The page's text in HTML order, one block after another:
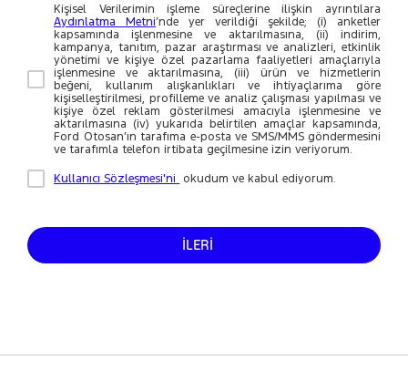
Kişisel Verilerimin işleme süreçlerine ilişkin ayrıntılara
Aydınlatma Metni’nde yer verildiği şekilde; (i) anketler
kapsamında işlenmesine ve aktarılmasına, (ii) indirim,
kampanya, tanıtım, pazar araştırması ve analizleri, etkinlik
yönetimi ve kişiye özel pazarlama faaliyetleri amaçlarıyla
işlenmesine ve aktarılmasına, (iii) ürün ve hizmetlerin
beğeni, kullanım alışkanlıkları ve ihtiyaçlarıma göre
kişiselleştirilmesi, profilleme ve analiz çalışması yapılması ve
kişiye özel reklam gösterilmesi amacıyla işlenmesine ve
aktarılmasına (iv) yukarıda belirtilen amaçlar kapsamında,
Ford Otosan’ın tarafıma e-posta ve SMS/MMS göndermesini
ve tarafımla telefon irtibata geçilmesine izin veriyorum.
Kullanıcı Sözleşmesi'ni okudum ve kabul ediyorum.
İLERİ